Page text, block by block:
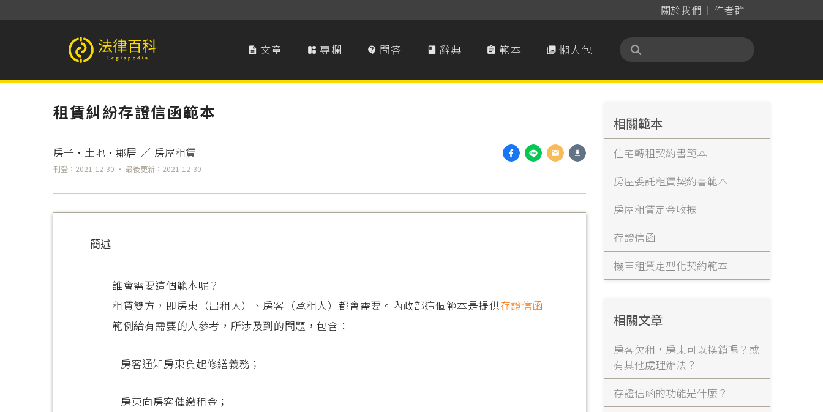
關於我們 作者群
法律百科 Legispedia  文章  專欄  問答  辭典  範本  懶人包
租賃糾紛存證信函範本
房子‧土地‧鄰居 ／ 房屋租賃
刊登：2021-12-30 ‧ 最後更新：2021-12-30
簡述
誰會需要這個範本呢？
租賃雙方，即房東（出租人）、房客（承租人）都會需要。內政部這個範本是提供存證信函
範例給有需要的人參考，所涉及到的問題，包含：
房客通知房東負起修繕義務；
房東向房客催繳租金；
相關範本
住宅轉租契約書範本
房屋委託租賃契約書範本
房屋租賃定金收據
存證信函
機車租賃定型化契約範本
相關文章
房客欠租，房東可以換鎖嗎？或
有其他處理辦法？
存證信函的功能是什麼？